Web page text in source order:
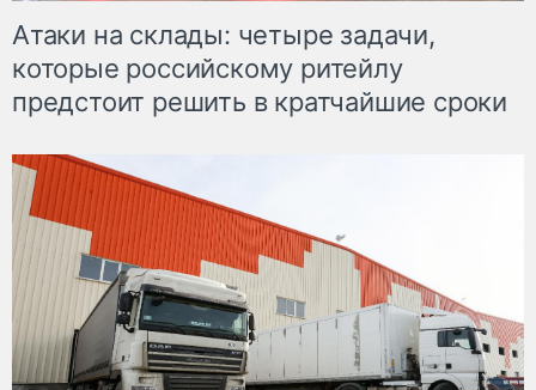
Атаки на склады: четыре задачи,
которые российскому ритейлу
предстоит решить в кратчайшие сроки